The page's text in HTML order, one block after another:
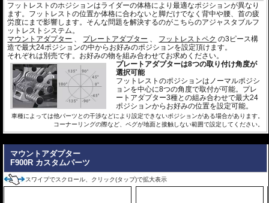
フットレストのホジションはライダーの体格により最適なポジションが異なり
ます。フットレストの位置か体格に合わないと脚だけでなく背中や腰、首の疲
労度にまで影響します。そんな問題を解決するのがこちらのアジャスタブルフ
ットレストシステム。
マウントアダプター
プレートアダプター フットレストペク の3ピース構
造で最大24ポジションの中からお好みのポジションを設定頂けます。
それぞれは別売です。お好みの物を組み合わせてお求めください。
プレートアダプターは8つの取り付け角度が
選択可能
フットレストのポジションはノーマルポジシ
ョンを中心に8つの角度で取付が可能。プレ
ートアダプター3種との組み合わせで最大24
ポジションからお好みの位置を設定可能。
車種によっては他パーツとの干渉などにより設定できないポジションがある場合があります。
コーナーリングの際など、ペグが地面と接触しない範囲で設定してください。
マウントアダプター
F900R カスタムパーツ
スワイプでスクロール、クリック(タップ)で拡大表示